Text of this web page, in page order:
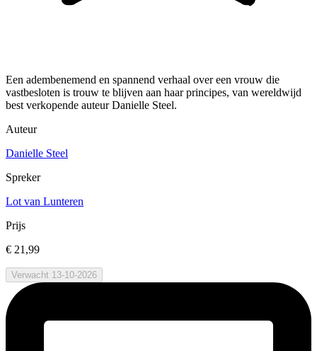
Een adembenemend en spannend verhaal over een vrouw die
vastbesloten is trouw te blijven aan haar principes, van wereldwijd
best verkopende auteur Danielle Steel.
Auteur
Danielle Steel
Spreker
Lot van Lunteren
Prijs
€ 21,99
Verwacht 13-10-2026